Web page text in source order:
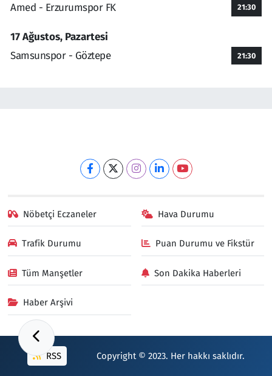
Amed - Erzurumspor FK 21:30
17 Ağustos, Pazartesi
Samsunspor - Göztepe
21:30
Nöbetçi Eczaneler Hava Durumu
Trafik Durumu Puan Durumu ve Fikstür
Tüm Manşetler Son Dakika Haberleri
Haber Arşivi
RSS Copyright © 2023. Her hakkı saklıdır.